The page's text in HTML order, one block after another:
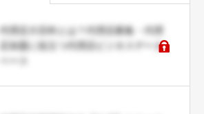
代理店大百科とは？代理店募集・代理
店加盟に役立つ代理店ビジネスデータ